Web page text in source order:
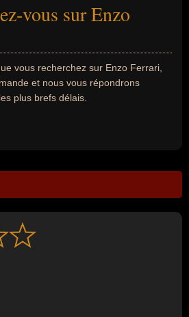
vous sur Enzo
vous recherchez sur Enzo Ferrari,
et nous vous répondrons
plus brefs délais.